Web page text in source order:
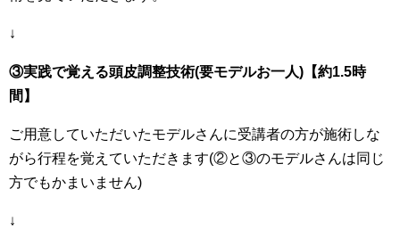
↓
③実践で覚える頭皮調整技術(要モデルお一人)【約1.5時
間】
ご用意していただいたモデルさんに受講者の方が施術しな
がら行程を覚えていただきます(②と③のモデルさんは同じ
方でもかまいません)
↓